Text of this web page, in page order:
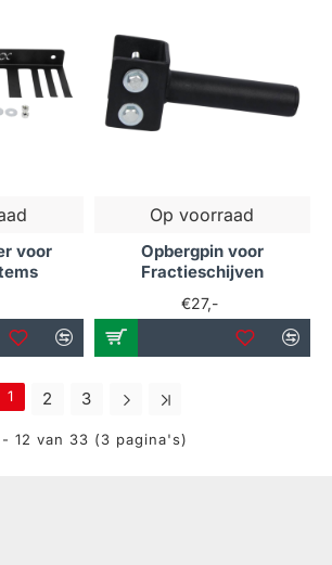
voor
Op voorraad
Opbergpin voor
Fractieschijven
€27,-
1 2 3
- 12 van 33 (3 pagina's)